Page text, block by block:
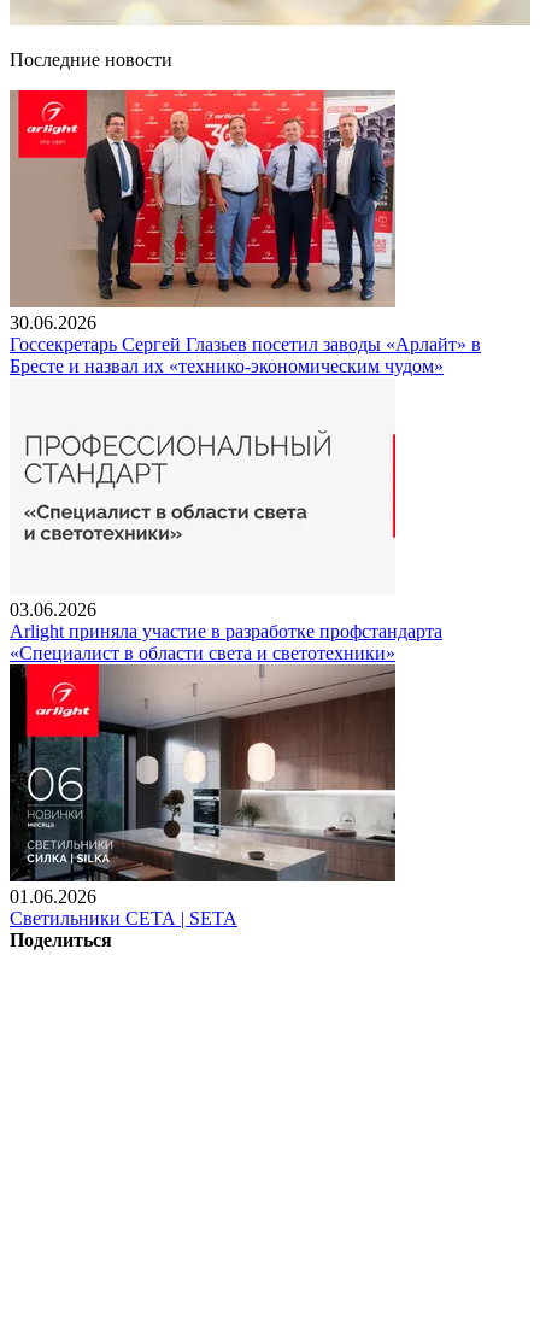
Последние новости
30.06.2026
Госсекретарь Сергей Глазьев посетил заводы «Арлайт» в
Бресте и назвал их «технико-экономическим чудом»
03.06.2026
Arlight приняла участие в разработке профстандарта
«Специалист в области света и светотехники»
01.06.2026
Светильники СЕТА | SETA
Поделиться